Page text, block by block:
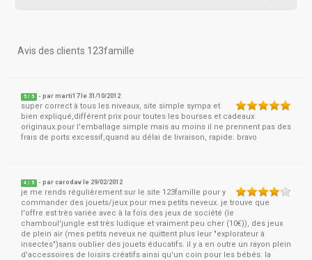
Avis des clients 123famille
5 / 5 - parmarti17le 31/10/2012
super correct à tous les niveaux, site simple sympa et
bien expliqué,différent prix pour toutes les bourses et cadeaux
originaux.pour l'emballage simple mais au moins il ne prennent pas des
frais de ports excessif,quand au délai de livraison, rapide. bravo
4 / 5 - parcarodav le 29/02/2012
je me rends régulièrement sur le site 123famille pour y
commander des jouets/jeux pour mes petits neveux. je trouve que
l'offre est très variée avec à la fois des jeux de société (le
chamboul'jungle est très ludique et vraiment peu cher (10€)), des jeux
de plein air (mes petits neveux ne quittent plus leur "explorateur à
insectes")sans oublier des jouets éducatifs. il y a en outre un rayon plein
d'accessoires de loisirs créatifs ainsi qu'un coin pour les bébés. la